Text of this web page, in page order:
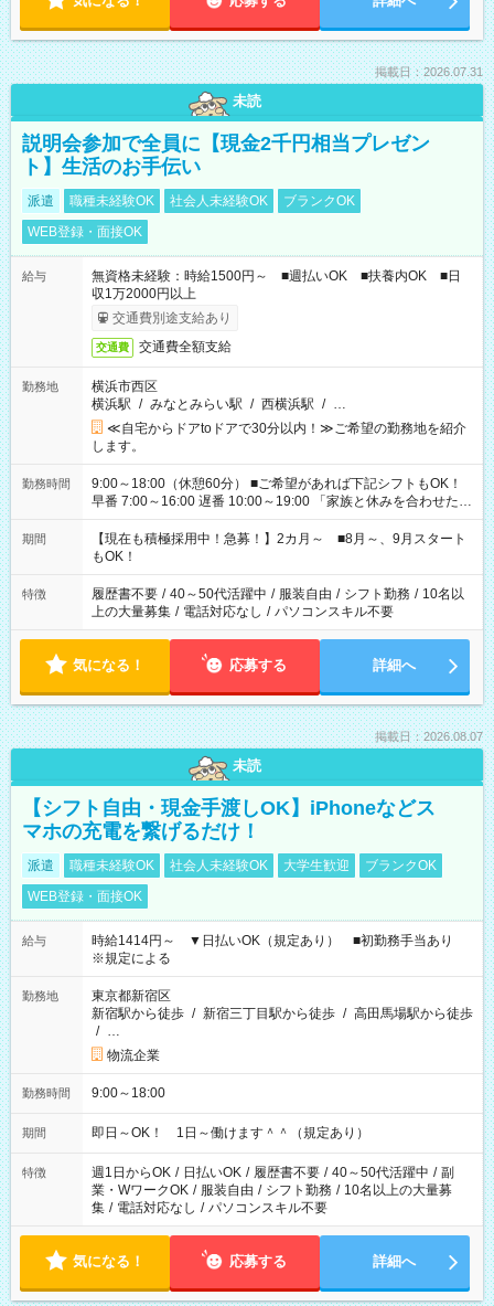
掲載日：2026.07.31
未読
説明会参加で全員に【現金2千円相当プレゼン
ト】生活のお手伝い
派遣 職種未経験OK 社会人未経験OK
ブランクOK
WEB登録・面接OK
給与
無資格未経験：時給1500円～ ■週払いOK ■扶養内OK ■日
収1万2000円以上
交通費別途支給あり
交通費 交通費全額支給
勤務地
横浜市西区
横浜駅 / みなとみらい駅 / 西横浜駅 / …
≪自宅からドアtoドアで30分以内！≫ご希望の勤務地を紹介
します。
勤務時間
9:00～18:00（休憩60分） ■ご希望があれば下記シフトもOK！
早番 7:00～16:00 遅番 10:00～19:00 「家族と休みを合わせた
い」 「余裕を持って夕飯の準備がしたい」 「できれば残業はし
たくない」 など、ご希望を教えてくださいね。 ※Wワーク希望
の方へ 今ご覧のお仕事で希望する勤務時間と、もう1つのお仕事
の勤務時間。 合計で週40時間を超える場合は応募できません。
期間
【現在も積極採用中！急募！】2カ月～ ■8月～、9月スタート
もOK！
特徴 履歴書不要 / 40～50代活躍中 / 服装自由 / シフト勤務 / 10名以
上の大量募集 / 電話対応なし / パソコンスキル不要
気になる！ 応募する 詳細へ
掲載日：2026.08.07
未読
【シフト自由・現金手渡しOK】iPhoneなどス
マホの充電を繋げるだけ！
派遣 職種未経験OK 社会人未経験OK 大学生歓迎
ブランクOK
WEB登録・面接OK
給与
時給1414円～ ▼日払いOK（規定あり） ■初勤務手当あり
※規定による
勤務地
東京都新宿区
新宿駅から徒歩 / 新宿三丁目駅から徒歩 / 高田馬場駅から徒歩
/ …
物流企業
勤務時間 9:00～18:00
期間 即日～OK！ 1日～働けます＾＾（規定あり）
特徴 週1日からOK / 日払いOK / 履歴書不要 / 40～50代活躍中 / 副
業・WワークOK / 服装自由 / シフト勤務 / 10名以上の大量募
集 / 電話対応なし / パソコンスキル不要
気になる！ 応募する 詳細へ